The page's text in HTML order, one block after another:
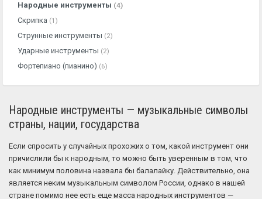
Народные инструменты (4)
Скрипка (1)
Струнные инструменты (2)
Ударные инструменты (2)
Фортепиано (пианино) (6)
Народные инструменты — музыкальные символы
страны, нации, государства
Если спросить у случайных прохожих о том, какой инструмент они
причислили бы к народным, то можно быть уверенным в том, что
как минимум половина назвала бы балалайку. Действительно, она
является неким музыкальным символом России, однако в нашей
стране помимо нее есть еще масса народных инструментов —